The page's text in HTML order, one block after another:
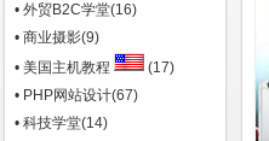
• 外贸B2C学堂(16)
• 商业摄影(9)
• 美国主机教程
(17)
• PHP网站设计(67)
• 科技学堂(14)